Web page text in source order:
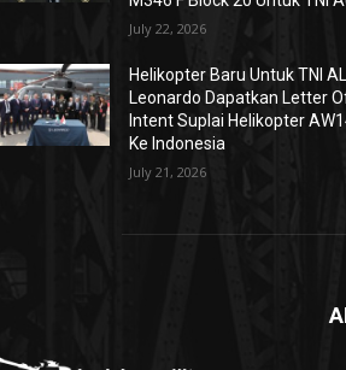
July 22, 2026
Helikopter Baru Untuk TNI
Leonardo Dapatkan Letter
Intent Suplai Helikopter
Ke Indonesia
July 21, 2026